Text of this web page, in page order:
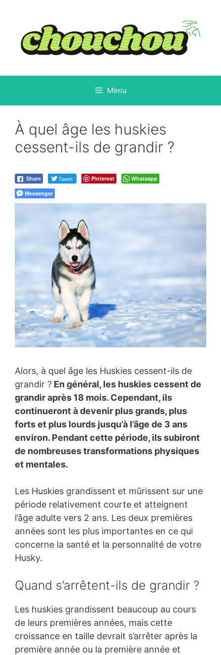
contenu
Menu
À quel âge les huskies
cessent-ils de grandir ?
Share Tweet Pinterest
Whatsapp
Messenger
Alors, à quel âge les Huskies cessent-ils de
grandir ? En général, les huskies cessent de
grandir après 18 mois. Cependant, ils
continueront à devenir plus grands, plus
forts et plus lourds jusqu’à l’âge de 3 ans
environ. Pendant cette période, ils subiront
de nombreuses transformations physiques
et mentales.
Les Huskies grandissent et mûrissent sur une
période relativement courte et atteignent
l’âge adulte vers 2 ans. Les deux premières
années sont les plus importantes en ce qui
concerne la santé et la personnalité de votre
Husky.
Quand s’arrêtent-ils de grandir ?
Les huskies grandissent beaucoup au cours
de leurs premières années, mais cette
croissance en taille devrait s’arrêter après la
première année ou la première année et